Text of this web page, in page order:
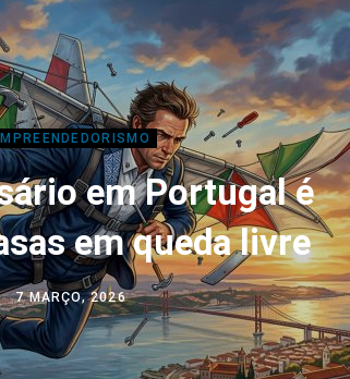
em Portugal é
em queda livre
7 MARÇO, 2026